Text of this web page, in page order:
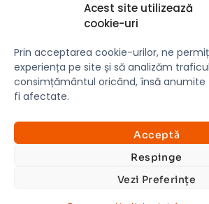
Acest site utilizează
cookie-uri
Prin acceptarea cookie-urilor, ne
experiența pe site și să analizăm
consimțământul oricând, însă
fi afectate.
Acceptă
Respinge
Vezi Preferințe
Soluționare litigii
Consultații si
Află detalii